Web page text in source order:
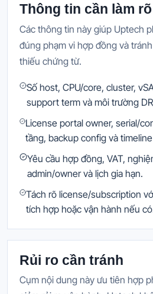
Thông tin cần làm
Các thông tin này giúp Uptech
đúng phạm vi hợp đồng và
thiếu chứng từ.
Số host, CPU/core, cluster,
support term và môi trường
License portal owner, serial/
tầng, backup config và
Yêu cầu hợp đồng, VAT,
admin/owner và lịch gia hạn.
Tách rõ license/subscription
tích hợp hoặc vận hành nếu
Rủi ro cần tránh
Cụm nội dung này ưu tiên hợp